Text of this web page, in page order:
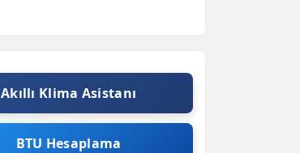
Akıllı Klima Asistanı
BTU Hesaplama